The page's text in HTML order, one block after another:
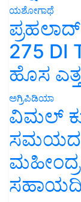
ಯಶೋಗಾಥೆ
275 DI
ಹೊಸ
ಅಗ್ರಿಪಿಡಿಯಾ
ವಿಮಲ್